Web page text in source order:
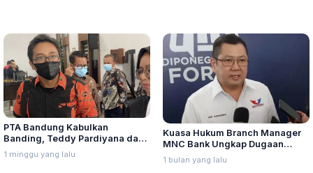
PTA Bandung Kabulkan
Banding, Teddy Pardiyana dan
Bintang Ditetapkan Ahli Waris
Lina Jubaedah
1 minggu yang lalu
Kuasa Hukum Branch Manager
MNC Bank Ungkap Dugaan
Penganiayaan oleh Hary Tanoe
di MNC Towe
1 bulan yang lalu